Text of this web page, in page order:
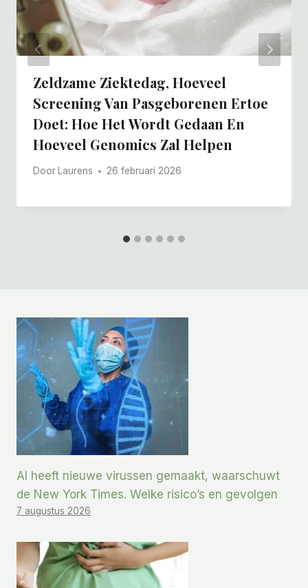
Zeldzame Ziektedag, Hoeveel
Screening Van Pasgeborenen Ertoe
Doet: Hoe Het Wordt Gedaan En
Hoeveel Genomics Zal Helpen
Door Laurens 26 februari 2026
AI heeft nieuwe virussen gemaakt, waarschuwt
de New York Times. Welke risico’s en gevolgen
7 augustus 2026